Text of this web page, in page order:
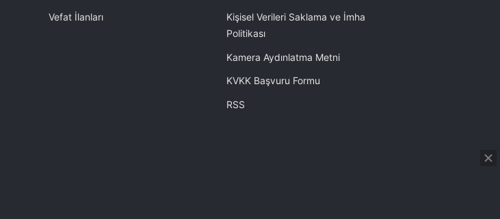
Vefat İlanları
Kişisel Verileri Saklama ve İmha
Politikası
Kamera Aydınlatma Metni
KVKK Başvuru Formu
RSS